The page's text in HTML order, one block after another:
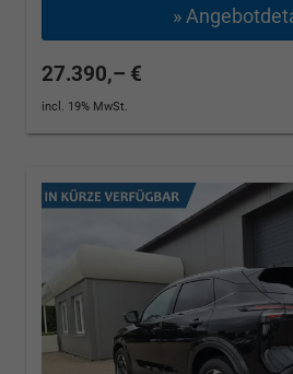
»
27.390,– €
incl. 19% MwSt.